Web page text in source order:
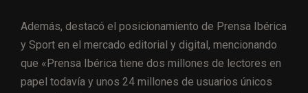
Además, destacó el posicionamiento de Prensa Ibérica
y Sport en el mercado editorial y digital, mencionando
que «Prensa Ibérica tiene dos millones de lectores en
papel todavía y unos 24 millones de usuarios únicos